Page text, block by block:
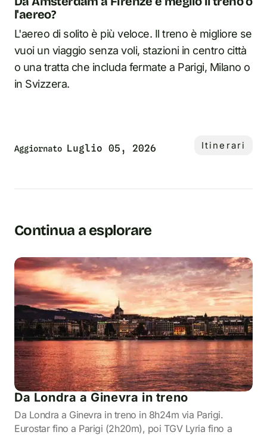
l'aereo?
L'aereo di solito è più veloce. Il treno è migliore se
vuoi un viaggio senza voli, stazioni in centro città
o una tratta che includa fermate a Parigi, Milano o
in Svizzera.
Aggiornato Luglio 05, 2026 Itinerari
Continua a esplorare
Da Londra a Ginevra in treno
Da Londra a Ginevra in treno in 8h24m via Parigi.
Eurostar fino a Parigi (2h20m), poi TGV Lyria fino a